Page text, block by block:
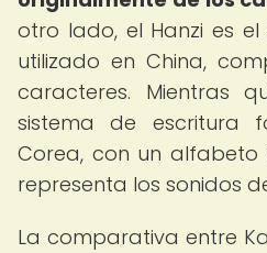
otro lado, el Hanzi es
utilizado en China,
caracteres. Mientras
sistema de escritura
Corea, con un alfabeto
representa los sonidos
La comparativa entre